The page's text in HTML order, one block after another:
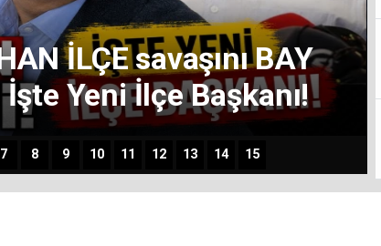
Atama!
HEM
Dijital Medyaya
yolda! Bakan
açıkladı...
7 8 9 10 11 12 13 14 15